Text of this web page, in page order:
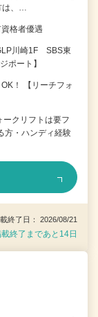
、…
格者優遇
川崎1F SBS東
ポート】
！ 【リーチフォ
クリフトは要フ
方・ハンディ経験
終了日： 2026/08/21
終了まであと14日